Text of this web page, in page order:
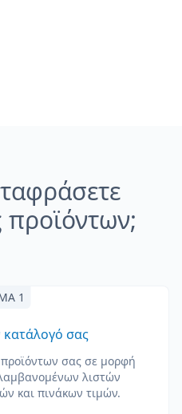
προϊόντων;
1
κατάλογό σας
σας σε μορφή
λιστών
και πινάκων τιμών.